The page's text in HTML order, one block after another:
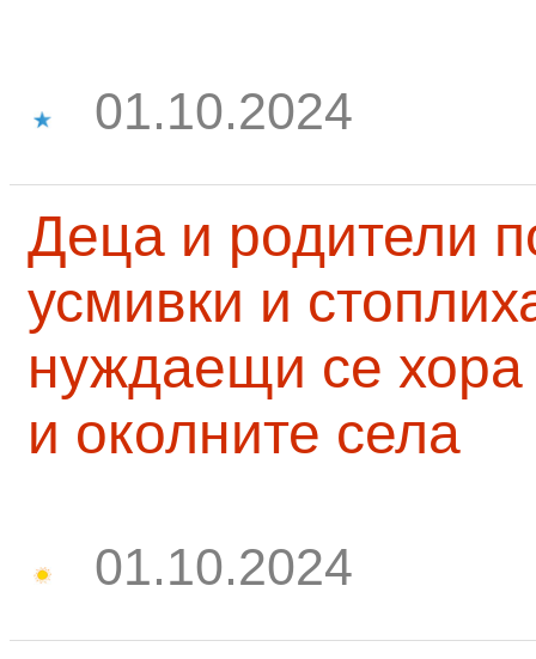
01.10.2024
Деца и родители
усмивки и
нуждаещи се
и околните села
01.10.2024